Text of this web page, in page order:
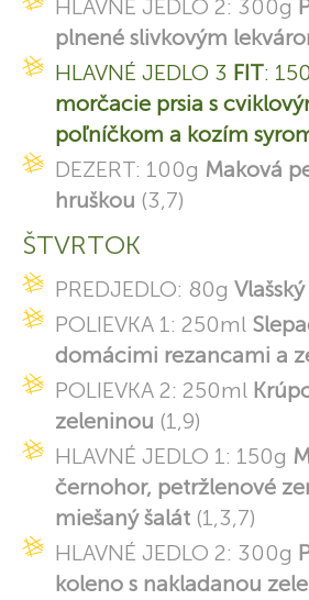
HLAVNÉ JEDLO 2: 300g
plnené slivkovým
HLAVNÉ JEDLO 3 FIT:
morčacie prsia s
poľníčkom a kozím
DEZERT: 100g Maková
hruškou (3,7)
ŠTVRTOK
PREDJEDLO: 80g
POLIEVKA 1: 250ml
domácimi rezancami a
POLIEVKA 2: 250ml
zeleninou (1,9)
HLAVNÉ JEDLO 1: 150g
černohor, petržlenové
miešaný šalát (1,3,7)
HLAVNÉ JEDLO 2: 300g
koleno s nakladanou